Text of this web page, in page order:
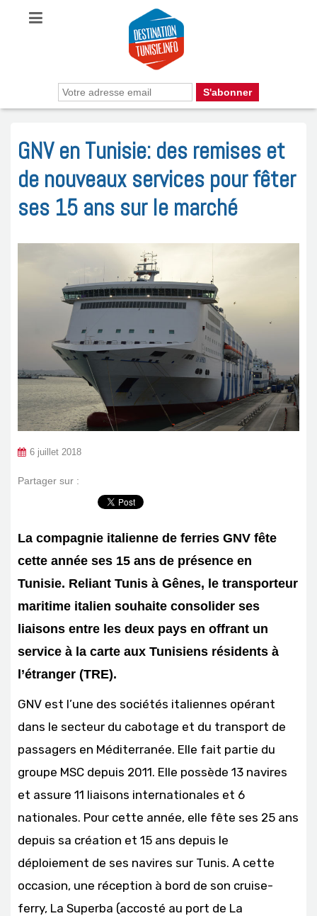
GNV en Tunisie: des remises et
de nouveaux services pour fêter
ses 15 ans sur le marché
6 juillet 2018
Partager sur :
La compagnie italienne de ferries GNV fête
cette année ses 15 ans de présence en
Tunisie. Reliant Tunis à Gênes, le transporteur
maritime italien souhaite consolider ses
liaisons entre les deux pays en offrant un
service à la carte aux Tunisiens résidents à
l’étranger (TRE).
GNV est l’une des sociétés italiennes opérant
dans le secteur du cabotage et du transport de
passagers en Méditerranée. Elle fait partie du
groupe MSC depuis 2011. Elle possède 13 navires
et assure 11 liaisons internationales et 6
nationales. Pour cette année, elle fête ses 25 ans
depuis sa création et 15 ans depuis le
déploiement de ses navires sur Tunis. A cette
occasion, une réception à bord de son cruise-
ferry, La Superba (accosté au port de La